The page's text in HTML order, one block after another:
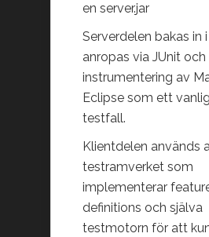
en server.jar
Serverdelen bakas in
anropas via JUnit och
instrumentering av
Eclipse som ett
testfall.
Klientdelen används
testramverket som
implementerar
definitions och själva
testmotorn för att